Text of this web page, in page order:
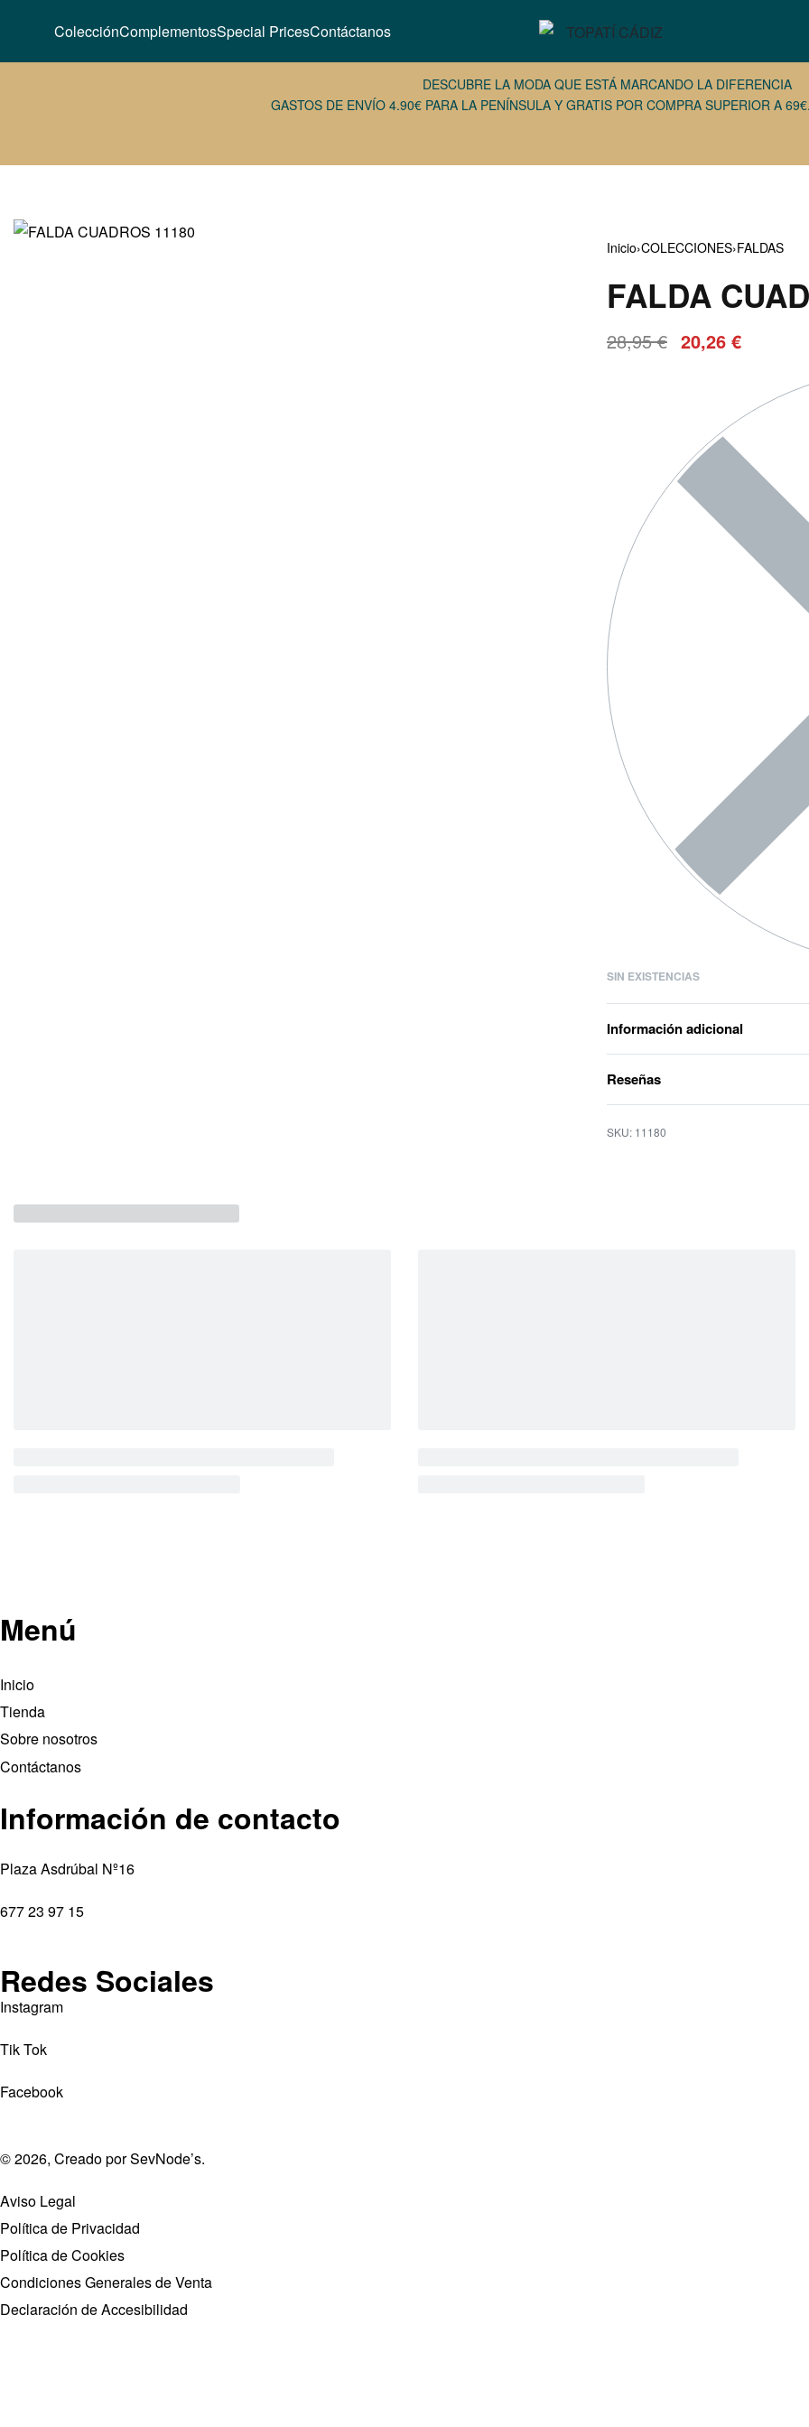
ColecciónComplementosSpecial PricesContáctanos
DESCUBRE LA MODA QUE ESTÁ MARCANDO LA DIFERENCIA
GASTOS DE ENVÍO 4.90€ PARA LA PENÍNSULA Y GRATIS POR COMPRA SUPERIOR A
Inicio›COLECCIONES›FALDAS
FALDA
28,95€ 20,26 €
SIN EXISTENCIAS
Información adicional
Reseñas
11180
Menú
Inicio
Tienda
Sobre nosotros
Contáctanos
Información de contacto
Plaza Asdrúbal Nº16
677 23 97 15
Redes Sociales
Instagram
Tik Tok
Facebook
© 2026, Creado porSevNode’s.
Aviso Legal
Política de Privacidad
Política de Cookies
Condiciones Generales de Venta
Declaración de Accesibilidad